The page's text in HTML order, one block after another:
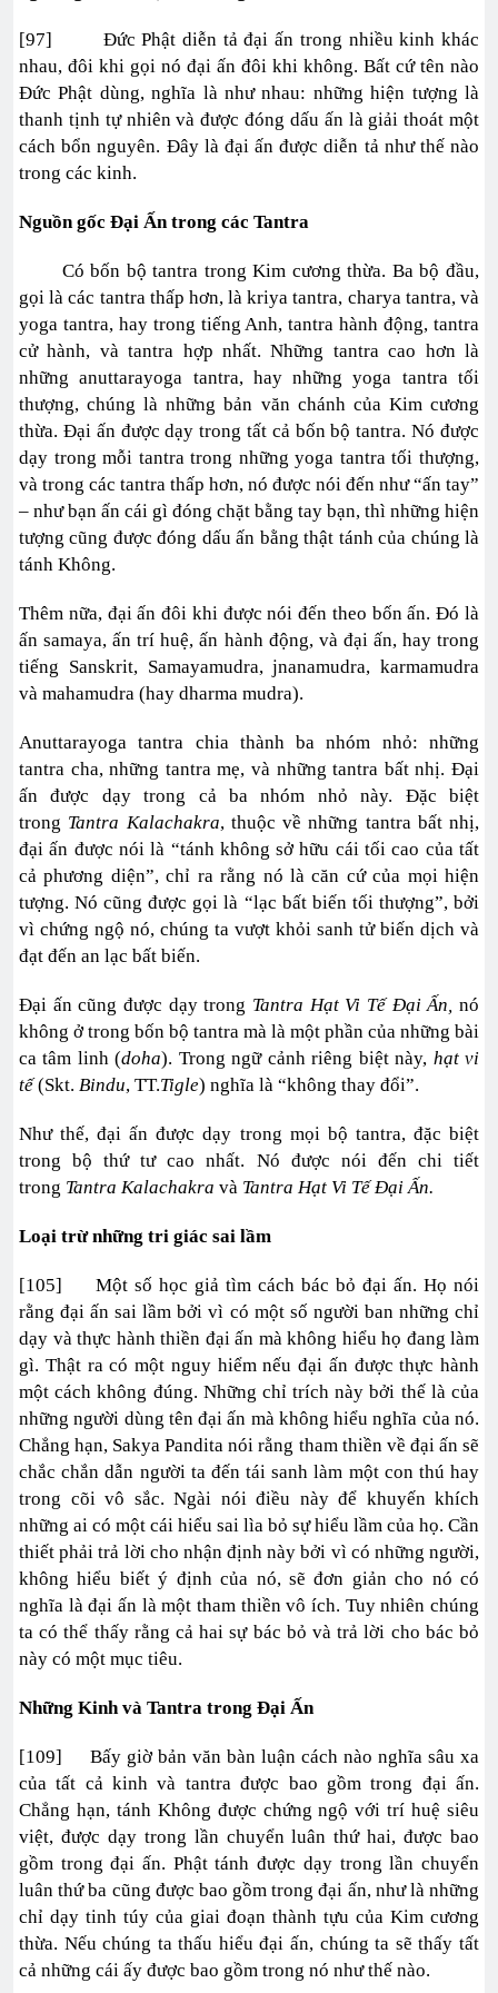
[97] Đức Phật diễn tả đại ấn trong nhiều kinh khác
nhau, đôi khi gọi nó đại ấn đôi khi không. Bất cứ tên nào
Đức Phật dùng, nghĩa là như nhau: những hiện tượng là
thanh tịnh tự nhiên và được đóng dấu ấn là giải thoát một
cách bổn nguyên. Đây là đại ấn được diễn tả như thế nào
trong các kinh.
Nguồn gốc Đại Ấn trong các Tantra
Có bốn bộ tantra trong Kim cương thừa. Ba bộ đầu,
gọi là các tantra thấp hơn, là kriya tantra, charya tantra, và
yoga tantra, hay trong tiếng Anh, tantra hành động, tantra
cử hành, và tantra hợp nhất. Những tantra cao hơn là
những anuttarayoga tantra, hay những yoga tantra tối
thượng, chúng là những bản văn chánh của Kim cương
thừa. Đại ấn được dạy trong tất cả bốn bộ tantra. Nó được
dạy trong mỗi tantra trong những yoga tantra tối thượng,
và trong các tantra thấp hơn, nó được nói đến như “ấn tay”
– như bạn ấn cái gì đóng chặt bằng tay bạn, thì những hiện
tượng cũng được đóng dấu ấn bằng thật tánh của chúng là
tánh Không.
Thêm nữa, đại ấn đôi khi được nói đến theo bốn ấn. Đó là
ấn samaya, ấn trí huệ, ấn hành động, và đại ấn, hay trong
tiếng Sanskrit, Samayamudra, jnanamudra, karmamudra
và mahamudra (hay dharma mudra).
Anuttarayoga tantra chia thành ba nhóm nhỏ: những
tantra cha, những tantra mẹ, và những tantra bất nhị. Đại
ấn được dạy trong cả ba nhóm nhỏ này. Đặc biệt
trong Tantra Kalachakra, thuộc về những tantra bất nhị,
đại ấn được nói là “tánh không sở hữu cái tối cao của tất
cả phương diện”, chỉ ra rằng nó là căn cứ của mọi hiện
tượng. Nó cũng được gọi là “lạc bất biến tối thượng”, bởi
vì chứng ngộ nó, chúng ta vượt khỏi sanh tử biến dịch và
đạt đến an lạc bất biến.
Đại ấn cũng được dạy trong Tantra Hạt Vi Tế Đại Ấn, nó
không ở trong bốn bộ tantra mà là một phần của những bài
ca tâm linh (doha). Trong ngữ cảnh riêng biệt này, hạt vi
tế(Skt. Bindu, TT.Tigle) nghĩa là “không thay đổi”.
Như thế, đại ấn được dạy trong mọi bộ tantra, đặc biệt
trong bộ thứ tư cao nhất. Nó được nói đến chi tiết
trong Tantra Kalachakra và Tantra Hạt Vi Tế Đại Ấn.
Loại trừ những tri giác sai lầm
[105] Một số học giả tìm cách bác bỏ đại ấn. Họ nói
rằng đại ấn sai lầm bởi vì có một số người ban những chỉ
dạy và thực hành thiền đại ấn mà không hiểu họ đang làm
gì. Thật ra có một nguy hiểm nếu đại ấn được thực hành
một cách không đúng. Những chỉ trích này bởi thế là của
những người dùng tên đại ấn mà không hiểu nghĩa của nó.
Chẳng hạn, Sakya Pandita nói rằng tham thiền về đại ấn sẽ
chắc chắn dẫn người ta đến tái sanh làm một con thú hay
trong cõi vô sắc. Ngài nói điều này để khuyến khích
những ai có một cái hiểu sai lìa bỏ sự hiểu lầm của họ. Cần
thiết phải trả lời cho nhận định này bởi vì có những người,
không hiểu biết ý định của nó, sẽ đơn giản cho nó có
nghĩa là đại ấn là một tham thiền vô ích. Tuy nhiên chúng
ta có thể thấy rằng cả hai sự bác bỏ và trả lời cho bác bỏ
này có một mục tiêu.
Những Kinh và Tantra trong Đại Ấn
[109] Bấy giờ bản văn bàn luận cách nào nghĩa sâu xa
của tất cả kinh và tantra được bao gồm trong đại ấn.
Chẳng hạn, tánh Không được chứng ngộ với trí huệ siêu
việt, được dạy trong lần chuyển luân thứ hai, được bao
gồm trong đại ấn. Phật tánh được dạy trong lần chuyển
luân thứ ba cũng được bao gồm trong đại ấn, như là những
chỉ dạy tinh túy của giai đoạn thành tựu của Kim cương
thừa. Nếu chúng ta thấu hiểu đại ấn, chúng ta sẽ thấy tất
cả những cái ấy được bao gồm trong nó như thế nào.